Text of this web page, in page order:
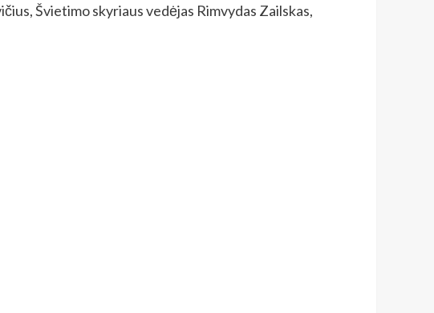
Švietimo skyriaus vedėjas Rimvydas Zailskas,